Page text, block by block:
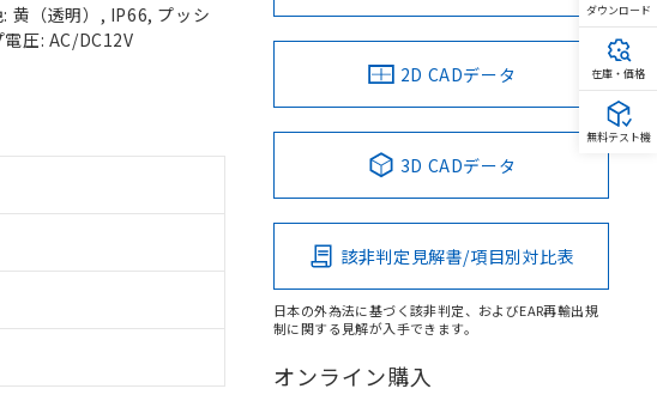
黄（透明）, IP66, プッシ
圧: AC/DC12V
2D CADデータ
3D CADデータ
該非判定見解書/項目別対比表
日本の外為法に基づく該非判定、およびEAR再輸出規
制に関する見解が入手できます。
オンライン購入
ダウンロード
在庫・価格
無料テスト機